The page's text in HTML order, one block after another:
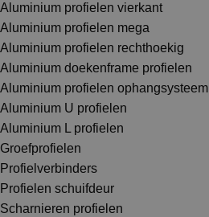
Aluminium profielen vierkant
Aluminium profielen mega
Aluminium profielen rechthoekig
Aluminium doekenframe profielen
Aluminium profielen ophangsysteem
Aluminium U profielen
Aluminium L profielen
Groefprofielen
Profielverbinders
Profielen schuifdeur
Scharnieren profielen